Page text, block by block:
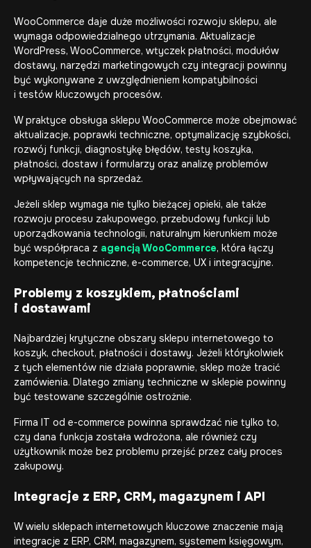
WooCommerce daje duże możliwości rozwoju sklepu, ale
wymaga odpowiedzialnego utrzymania. Aktualizacje
WordPress, WooCommerce, wtyczek płatności, modułów
dostawy, narzędzi marketingowych czy integracji powinny
być wykonywane z uwzględnieniem kompatybilności
i testów kluczowych procesów.
W praktyce obsługa sklepu WooCommerce może obejmować
aktualizacje, poprawki techniczne, optymalizację szybkości,
rozwój funkcji, diagnostykę błędów, testy koszyka,
płatności, dostaw i formularzy oraz analizę problemów
wpływających na sprzedaż.
Jeżeli sklep wymaga nie tylko bieżącej opieki, ale także
rozwoju procesu zakupowego, przebudowy funkcji lub
uporządkowania technologii, naturalnym kierunkiem może
być współpraca z agencją WooCommerce, która łączy
kompetencje techniczne, e-commerce, UX i integracyjne.
Problemy z koszykiem, płatnościami
i dostawami
Najbardziej krytyczne obszary sklepu internetowego to
koszyk, checkout, płatności i dostawy. Jeżeli którykolwiek
z tych elementów nie działa poprawnie, sklep może tracić
zamówienia. Dlatego zmiany techniczne w sklepie powinny
być testowane szczególnie ostrożnie.
Firma IT od e-commerce powinna sprawdzać nie tylko to,
czy dana funkcja została wdrożona, ale również czy
użytkownik może bez problemu przejść przez cały proces
zakupowy.
Integracje z ERP, CRM, magazynem i API
W wielu sklepach internetowych kluczowe znaczenie mają
integracje z ERP, CRM, magazynem, systemem księgowym,